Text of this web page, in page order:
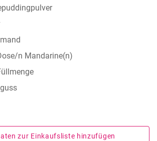
n Mandarine(n)
zur Einkaufsliste hinzufügen